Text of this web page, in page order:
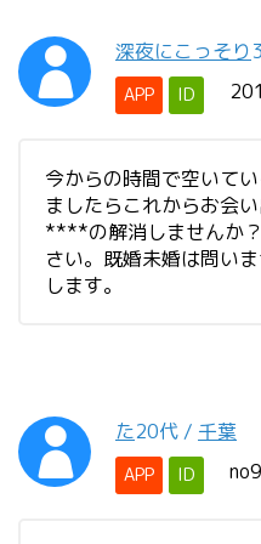
深夜にこっそり
APP ID
今からの時間で空いて
ましたらこれからお会
****の解消しませんか
さい。既婚未婚は問い
します。
た20代 / 千葉
APP ID